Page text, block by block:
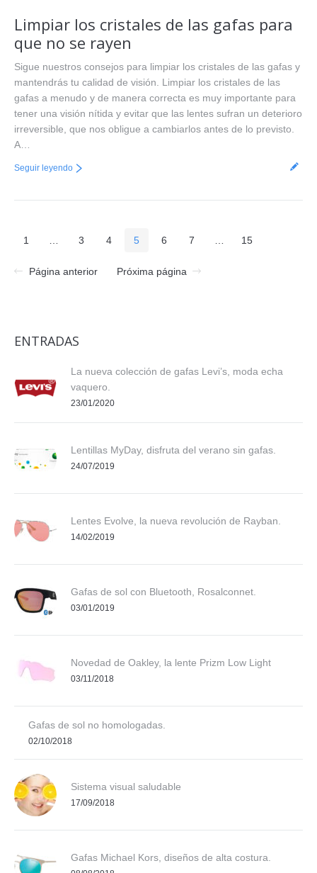
Limpiar los cristales de las gafas para
que no se rayen
Sigue nuestros consejos para limpiar los cristales de las gafas y
mantendrás tu calidad de visión. Limpiar los cristales de las
gafas a menudo y de manera correcta es muy importante para
tener una visión nítida y evitar que las lentes sufran un deterioro
irreversible, que nos obligue a cambiarlos antes de lo previsto.
A…
Seguir leyendo
1 3 4 5 6 7 15
Página anterior Próxima página
ENTRADAS
La nueva colección de gafas Levi’s, moda echa
vaquero.
23/01/2020
Lentillas MyDay, disfruta del verano sin gafas.
24/07/2019
Lentes Evolve, la nueva revolución de Rayban.
14/02/2019
Gafas de sol con Bluetooth, Rosalconnet.
03/01/2019
Novedad de Oakley, la lente Prizm Low Light
03/11/2018
Gafas de sol no homologadas.
02/10/2018
Sistema visual saludable
17/09/2018
Gafas Michael Kors, diseños de alta costura.